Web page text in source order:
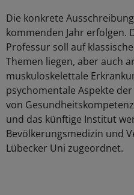
Die konkrete
kommenden Jahr erfolgen.
Professur soll auf
Themen liegen, aber auch
muskuloskelettale
psychomentale Aspekte
von
und das künftige Institut
Bevölkerungsmedizin und
Lübecker Uni zugeordnet.